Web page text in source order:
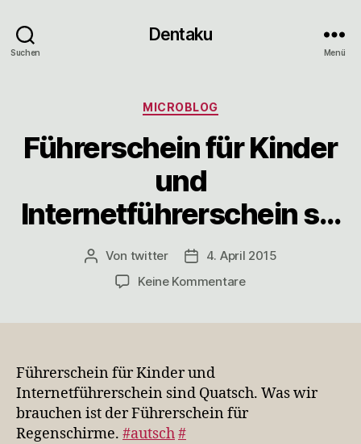
Suchen
Dentaku
Menü
Kategorien
MICROBLOG
Führerschein für Kinder
und
Internetführerschein s…
Beitragsautor
Von twitter Veröffentlichungsdatum
4. April 2015
Keine Kommentarezu
s…
Führerschein für Kinder und
Internetführerschein sind Quatsch. Was wir
brauchen ist der Führerschein für
Regenschirme. #autsch#